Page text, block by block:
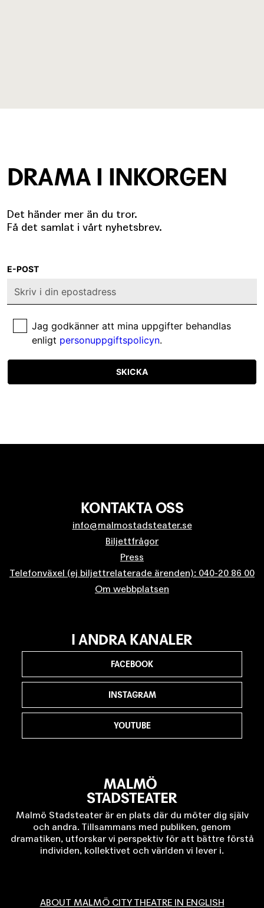
DRAMA I INKORGEN
Det händer mer än du tror.
Få det samlat i vårt nyhetsbrev.
E-POST
Jag godkänner att mina uppgifter behandlas
enligt personuppgiftspolicyn.
SKICKA
KONTAKTA OSS
info@malmostadsteater.se
Biljettfrågor
Press
Telefonväxel (ej biljettrelaterade ärenden): 040-20 86 00
Om webbplatsen
Malmö Stadsteater är en plats där du möter dig själv
och andra. Tillsammans med publiken, genom
dramatiken, utforskar vi perspektiv för att bättre förstå
individen, kollektivet och världen vi lever i.
ABOUT MALMÖ CITY THEATRE IN ENGLISH
I ANDRA KANALER
FACEBOOK
INSTAGRAM
YOUTUBE